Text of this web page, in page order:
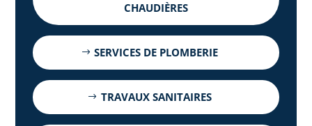
CHAUDIÈRES
SERVICES DE PLOMBERIE
TRAVAUX SANITAIRES